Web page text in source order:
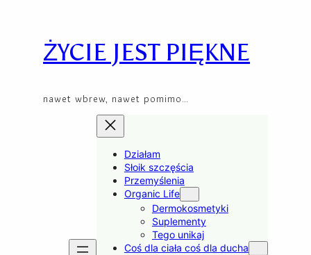
contentŻYCIE JEST PIĘKNE
nawet wbrew, nawet pomimo…
Działam
Słoik szczęścia
Przemyślenia
Organic Life
Dermokosmetyki
Suplementy
Tego unikaj
Coś dla ciała coś dla ducha